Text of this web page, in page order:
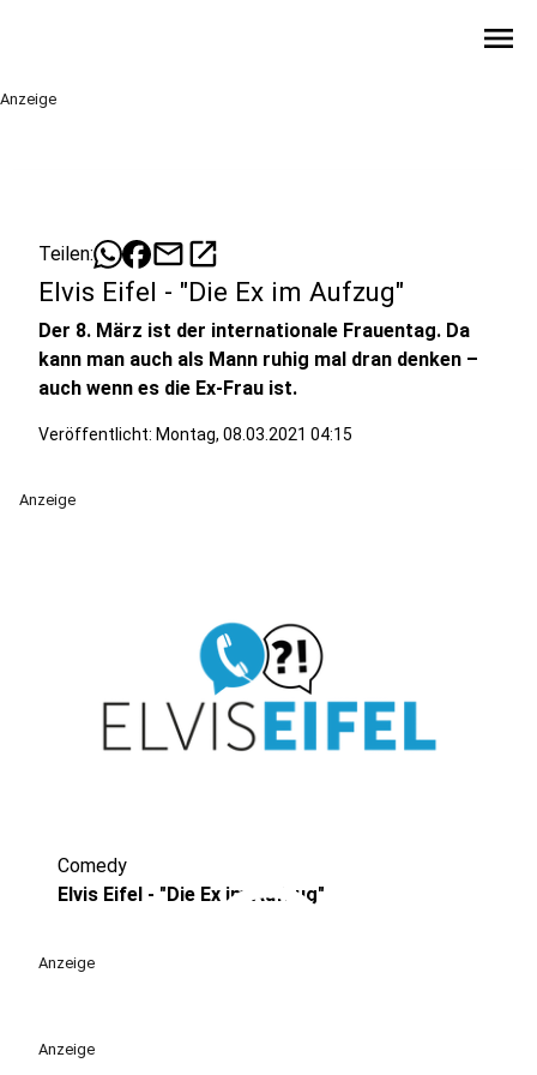
menu
Anzeige
Teilen: mailopen_in_new
Elvis Eifel - "Die Ex im Aufzug"
Der 8. März ist der internationale Frauentag. Da
kann man auch als Mann ruhig mal dran denken –
auch wenn es die Ex-Frau ist.
Veröffentlicht: Montag, 08.03.2021 04:15
Anzeige
play_circle
Comedy
Elvis Eifel - "Die Ex im Aufzug"
Anzeige
Anzeige